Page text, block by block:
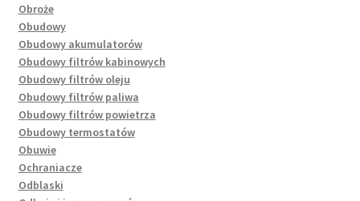
Obroże
Obudowy
Obudowy akumulatorów
Obudowy filtrów kabinowych
Obudowy filtrów oleju
Obudowy filtrów paliwa
Obudowy filtrów powietrza
Obudowy termostatów
Obuwie
Ochraniacze
Odblaski